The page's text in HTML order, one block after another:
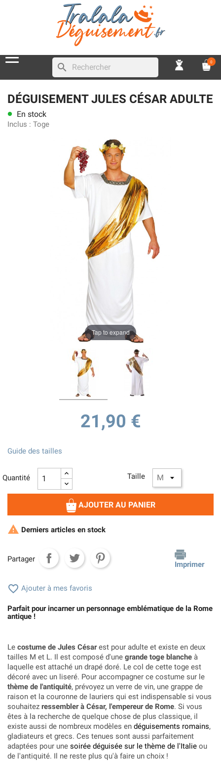
search 0
DÉGUISEMENT JULES CÉSAR ADULTE
lens En stock
Inclus : Toge
Tap to expand
21,90 €
Taille
Guide des tailles
Quantité
AJOUTER AU PANIER
 Derniers articles en stock
Partager
Imprimer
 Ajouter à mes favoris
Parfait pour incarner un personnage emblématique de la Rome
antique !
Le costume de Jules Césarest pour adulte et existe en deux
tailles M et L. Il est composé d'une grande toge blanche à
laquelle est attaché un drapé doré. Le col de cette toge est
décoré avec un liseré. Pour accompagner ce costume sur le
thème de l'antiquité, prévoyez un verre de vin, une grappe de
raison et la couronne de lauriers qui est indispensable si vous
souhaitez ressembler à César, l'empereur de Rome. Si vous
êtes à la recherche de quelque chose de plus classique, il
existe aussi de nombreux modèles en déguisements romains,
gladiateurs et grecs. Ces tenues sont aussi parfaitement
adaptées pour une soirée déguisée sur le thème de l'Italie ou
de l'antiquité. Il ne reste plus qu'à faire un choix !